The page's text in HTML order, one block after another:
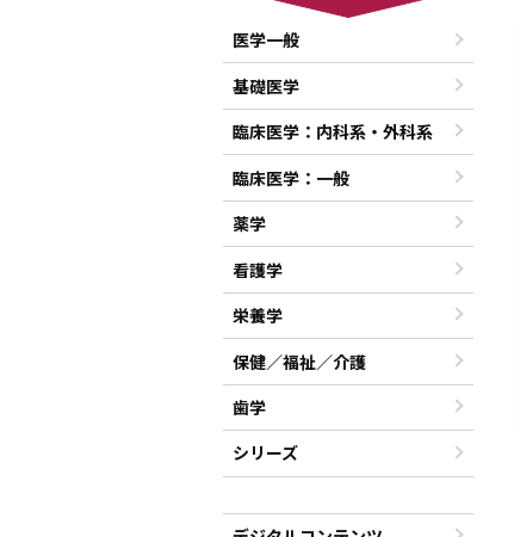
医学一般
基礎医学
臨床医学：内科系・外科系
臨床医学：一般
薬学
看護学
栄養学
保健／福祉／介護
歯学
シリーズ